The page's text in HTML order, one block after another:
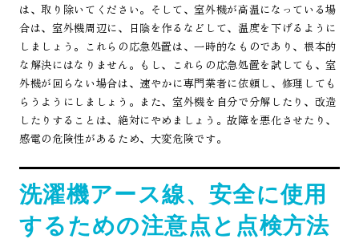
は、取り除いてください。そして、室外機が高温になっている場
合は、室外機周辺に、日陰を作るなどして、温度を下げるように
しましょう。これらの応急処置は、一時的なものであり、根本的
な解決にはなりません。もし、これらの応急処置を試しても、室
外機が回らない場合は、速やかに専門業者に依頼し、修理しても
らうようにしましょう。また、室外機を自分で分解したり、改造
したりすることは、絶対にやめましょう。故障を悪化させたり、
感電の危険性があるため、大変危険です。
洗濯機アース線、安全に使用
するための注意点と点検方法